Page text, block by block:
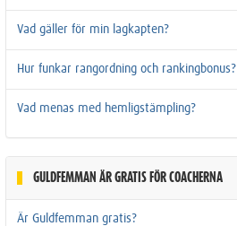
Vad gäller för min lagkapten?
Hur funkar rangordning och rankingbonus?
Vad menas med hemligstämpling?
GULDFEMMAN ÄR GRATIS FÖR COACHERNA
Är Guldfemman gratis?